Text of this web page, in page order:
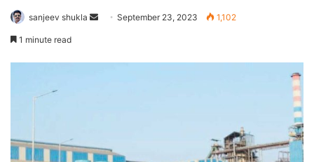
sanjeev shukla
SendSeptember 23, 2023 1,102
1 minute read